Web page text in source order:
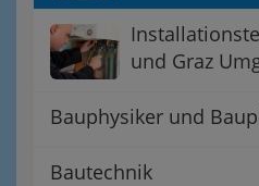
und Graz
Bauphysiker und
Bautechnik